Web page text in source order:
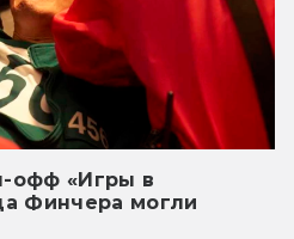
офф «Игры в
Финчера могли